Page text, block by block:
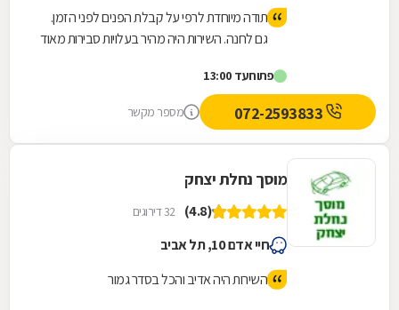
תודה מיוחדת לרפי על קבלת הפנים לפני הזמן.
גם לחנה. השירות היה מהיר בעלויות סבירות מאוד
ליאור היה מהיר. מומלץ מאוד
פתוחעד 13:00
מספר מקשר
מוסך נחלת יצחק
(4.8) 32 דירוגים
חיי אדם 10, תל אביב
השירות היה אדיב והכל בסדר גמור